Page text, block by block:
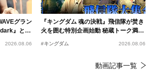
グラン
』と同
2026.08.06
『キングダム 魂の決戦』飛信隊が焚き
火を囲む特別企画始動 秘蔵トーク満載
の“キングダムキャンプ”開催
#キングダム 2026.08.06
動画記事一覧